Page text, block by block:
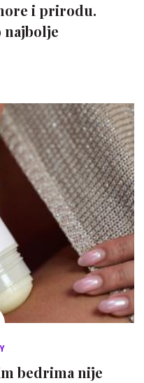
i prirodu.
najbolje
bedrima nije